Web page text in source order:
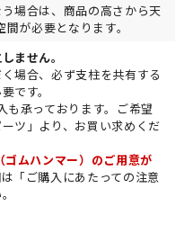
場合は、商品の高さから天
が必要となります。
ません。
場合、必ず支柱を共有する
です。
も承っております。ご希望
ツ」より、お買い求めくだ
ゴムハンマー）のご用意が
「ご購入にあたっての注意